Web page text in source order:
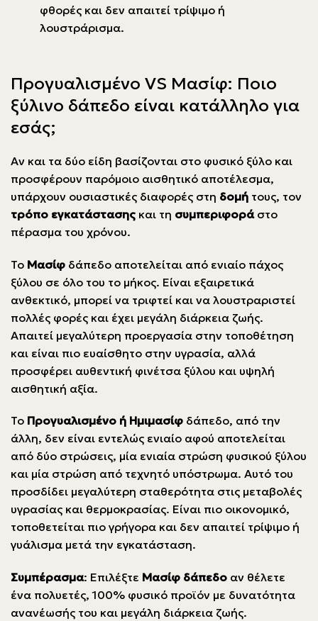
φθορές και δεν απαιτεί τρίψιμο ή
λουστράρισμα.
Προγυαλισμένο VS Μασίφ: Ποιο
ξύλινο δάπεδο είναι κατάλληλο για
εσάς;
Αν και τα δύο είδη βασίζονται στο φυσικό ξύλο και
προσφέρουν παρόμοιο αισθητικό αποτέλεσμα,
υπάρχουν ουσιαστικές διαφορές στη δομή τους, τον
τρόπο εγκατάστασης και τη συμπεριφοράστο
πέρασμα του χρόνου.
Το Μασίφ δάπεδο αποτελείται από ενιαίο πάχος
ξύλου σε όλο του το μήκος. Είναι εξαιρετικά
ανθεκτικό, μπορεί να τριφτεί και να λουστραριστεί
πολλές φορές και έχει μεγάλη διάρκεια ζωής.
Απαιτεί μεγαλύτερη προεργασία στην τοποθέτηση
και είναι πιο ευαίσθητο στην υγρασία, αλλά
προσφέρει αυθεντική φινέτσα ξύλου και υψηλή
αισθητική αξία.
Το Προγυαλισμένο ή Ημιμασίφ δάπεδο, από την
άλλη, δεν είναι εντελώς ενιαίο αφού αποτελείται
από δύο στρώσεις, μία ενιαία στρώση φυσικού ξύλου
και μία στρώση από τεχνητό υπόστρωμα. Αυτό του
προσδίδει μεγαλύτερη σταθερότητα στις μεταβολές
υγρασίας και θερμοκρασίας. Είναι πιο οικονομικό,
τοποθετείται πιο γρήγορα και δεν απαιτεί τρίψιμο ή
γυάλισμα μετά την εγκατάσταση.
Συμπέρασμα: Επιλέξτε Μασίφ δάπεδο αν θέλετε
ένα πολυετές, 100% φυσικό προϊόν με δυνατότητα
ανανέωσής του και μεγάλη διάρκεια ζωής.